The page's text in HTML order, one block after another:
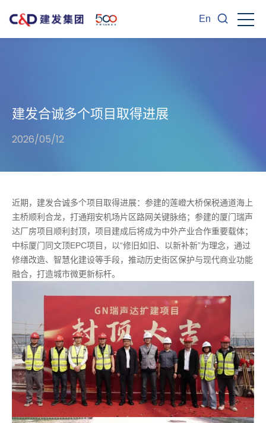
En
建发合诚多个项目取得进展
2026/05/12
近期，建发合诚多个项目取得进展：参建的莲嶝大桥保税通道海上
主桥顺利合龙，打通翔安机场片区路网关键脉络；参建的厦门瑞声
达厂房项目顺利封顶，项目建成后将成为中外产业合作重要载体；
中标厦门同文顶EPC项目，以“修旧如旧、以新补新”为理念，通过
修缮改造、智慧化建设等手段，推动历史街区保护与现代商业功能
融合，打造城市微更新标杆。